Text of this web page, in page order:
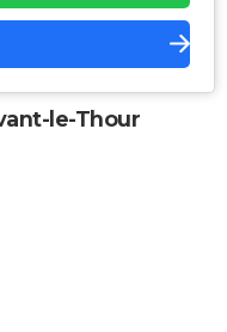
le-Thour